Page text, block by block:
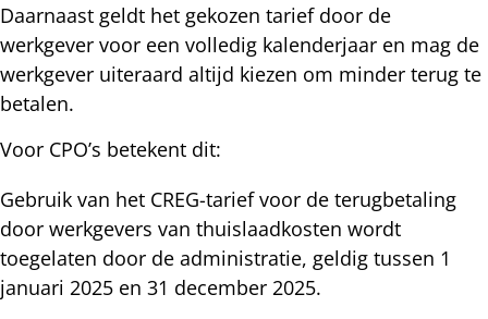
Daarnaast geldt het gekozen tarief door de
werkgever voor een volledig kalenderjaar en mag de
werkgever uiteraard altijd kiezen om minder terug te
betalen.
Voor CPO’s betekent dit:
Gebruik van het CREG-tarief voor de terugbetaling
door werkgevers van thuislaadkosten wordt
toegelaten door de administratie, geldig tussen 1
januari 2025 en 31 december 2025.